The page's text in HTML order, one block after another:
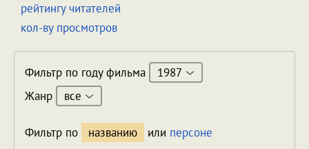
рейтингу читателей
кол-ву просмотров
Фильтр по году фильма
1987
Жанр
все
Фильтр по названию или персоне